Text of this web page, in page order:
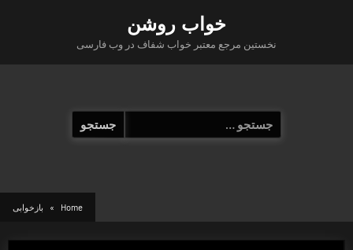
خواب روشن
نخستین مرجع معتبر خواب شفاف در وب فارسی
جستجو
برای:
Home بازخوابی